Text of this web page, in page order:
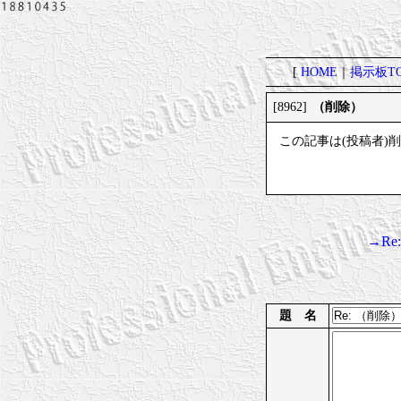
[HOME｜掲示板
[8962] （削除）
この記事は(投稿者)
→Re:
題 名